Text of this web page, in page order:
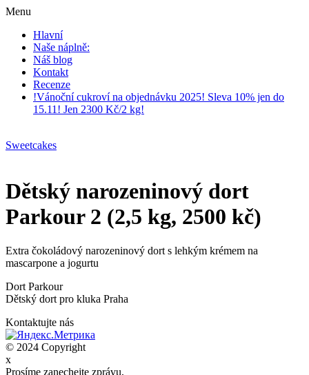
Menu
Hlavní
Naše náplně:
Náš blog
Kontakt
Recenze
!Vánoční cukroví na objednávku 2025! Sleva 10% jen do
15.11! Jen 2300 Kč/2 kg!
Sweetcakes
Dětský narozeninový dort
Parkour 2 (2,5 kg, 2500 kč)
Extra čokoládový narozeninový dort s lehkým krémem na
mascarpone a jogurtu
Dort Parkour
Dětský dort pro kluka Praha
Kontaktujte nás
© 2024 Copyright
x
Prosíme zanechejte zprávu,